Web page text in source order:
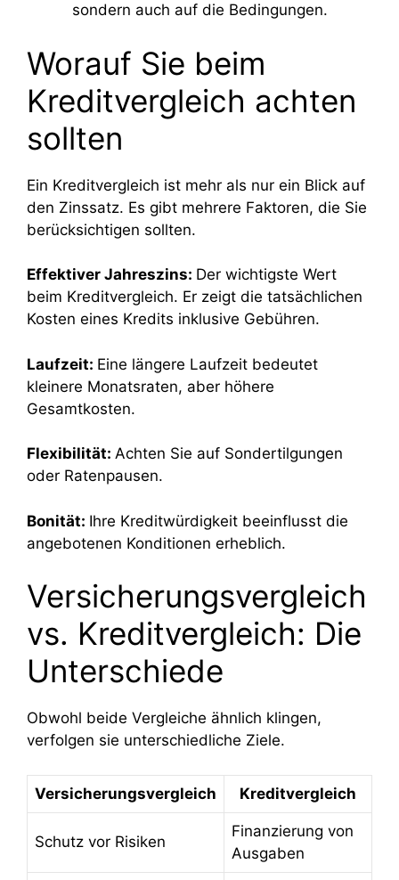
sondern auch auf die Bedingungen.
Worauf Sie beim
Kreditvergleich achten
sollten
Ein Kreditvergleich ist mehr als nur ein Blick auf
den Zinssatz. Es gibt mehrere Faktoren, die Sie
berücksichtigen sollten.
Effektiver Jahreszins: Der wichtigste Wert
beim Kreditvergleich. Er zeigt die tatsächlichen
Kosten eines Kredits inklusive Gebühren.
Laufzeit: Eine längere Laufzeit bedeutet
kleinere Monatsraten, aber höhere
Gesamtkosten.
Flexibilität: Achten Sie auf Sondertilgungen
oder Ratenpausen.
Bonität: Ihre Kreditwürdigkeit beeinflusst die
angebotenen Konditionen erheblich.
Versicherungsvergleich
vs. Kreditvergleich: Die
Unterschiede
Obwohl beide Vergleiche ähnlich klingen,
verfolgen sie unterschiedliche Ziele.
Versicherungsvergleich Kreditvergleich
Schutz vor Risiken
Finanzierung von
Ausgaben